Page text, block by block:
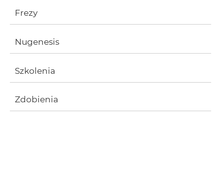
Frezy
Nugenesis
Szkolenia
Zdobienia